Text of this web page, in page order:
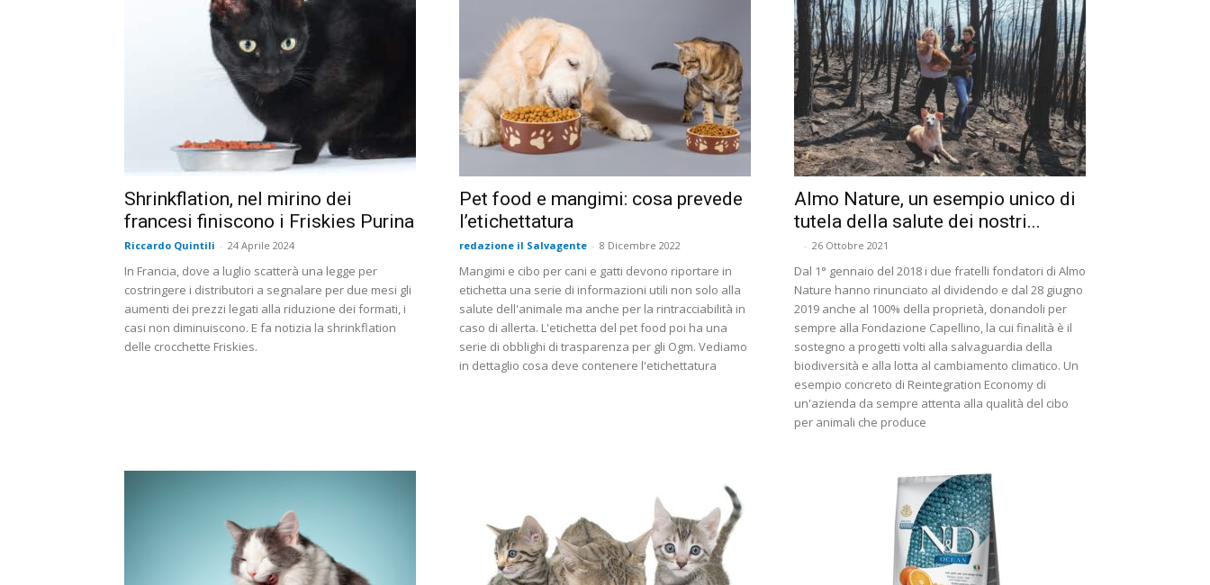
Shrinkflation, nel mirino dei
francesi finiscono i Friskies Purina
Riccardo Quintili - 24 Aprile 2024
In Francia, dove a luglio scatterà una legge per
costringere i distributori a segnalare per due mesi gli
aumenti dei prezzi legati alla riduzione dei formati, i
casi non diminuiscono. E fa notizia la shrinkflation
delle crocchette Friskies.
Pet food e mangimi: cosa prevede
l’etichettatura
redazione il Salvagente - 8 Dicembre 2022
Mangimi e cibo per cani e gatti devono riportare in
etichetta una serie di informazioni utili non solo alla
salute dell'animale ma anche per la rintracciabilità in
caso di allerta. L'etichetta del pet food poi ha una
serie di obblighi di trasparenza per gli Ogm. Vediamo
in dettaglio cosa deve contenere l'etichettatura
Almo Nature, un esempio unico di
tutela della salute dei nostri...
- 26 Ottobre 2021
Dal 1° gennaio del 2018 i due fratelli fondatori di Almo
Nature hanno rinunciato al dividendo e dal 28 giugno
2019 anche al 100% della proprietà, donandoli per
sempre alla Fondazione Capellino, la cui finalità è il
sostegno a progetti volti alla salvaguardia della
biodiversità e alla lotta al cambiamento climatico. Un
esempio concreto di Reintegration Economy di
un'azienda da sempre attenta alla qualità del cibo
per animali che produce